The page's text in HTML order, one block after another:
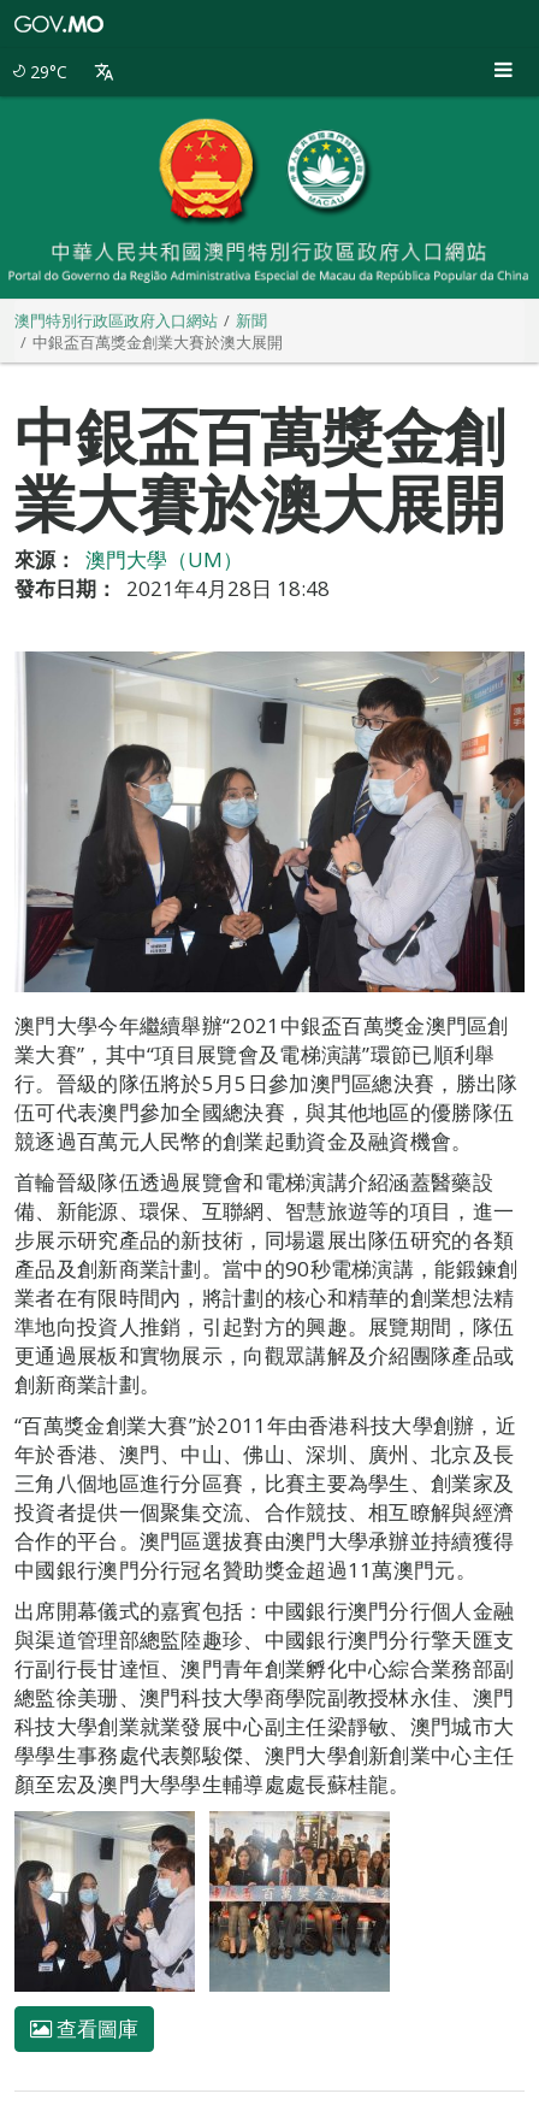
29°C
澳門特別行政區政府入口網站
新聞
中銀盃百萬獎金創業大賽於澳大展開
中銀盃百萬獎金創
業大賽於澳大展開
來源：
澳門大學（UM）
發布日期：
2021年4月28日 18:48
澳門大學今年繼續舉辦“2021中銀盃百萬獎金澳門區創
業大賽”，其中“項目展覽會及電梯演講”環節已順利舉
行。晉級的隊伍將於5月5日參加澳門區總決賽，勝出隊
伍可代表澳門參加全國總決賽，與其他地區的優勝隊伍
競逐過百萬元人民幣的創業起動資金及融資機會。
首輪晉級隊伍透過展覽會和電梯演講介紹涵蓋醫藥設
備、新能源、環保、互聯網、智慧旅遊等的項目，進一
步展示研究產品的新技術，同場還展出隊伍研究的各類
產品及創新商業計劃。當中的90秒電梯演講，能鍛鍊創
業者在有限時間內，將計劃的核心和精華的創業想法精
準地向投資人推銷，引起對方的興趣。展覽期間，隊伍
更通過展板和實物展示，向觀眾講解及介紹團隊產品或
創新商業計劃。
“百萬獎金創業大賽”於2011年由香港科技大學創辦，近
年於香港、澳門、中山、佛山、深圳、廣州、北京及長
三角八個地區進行分區賽，比賽主要為學生、創業家及
投資者提供一個聚集交流、合作競技、相互瞭解與經濟
合作的平台。澳門區選拔賽由澳門大學承辦並持續獲得
中國銀行澳門分行冠名贊助獎金超過11萬澳門元。
出席開幕儀式的嘉賓包括：中國銀行澳門分行個人金融
與渠道管理部總監陸趣珍、中國銀行澳門分行擎天匯支
行副行長甘達恒、澳門青年創業孵化中心綜合業務部副
總監徐美珊、澳門科技大學商學院副教授林永佳、澳門
科技大學創業就業發展中心副主任梁靜敏、澳門城市大
學學生事務處代表鄭駿傑、澳門大學創新創業中心主任
顏至宏及澳門大學學生輔導處處長蘇桂龍。
查看圖庫